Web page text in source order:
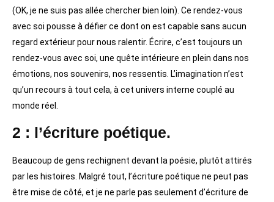
(OK, je ne suis pas allée chercher bien loin). Ce rendez-vous
avec soi pousse à défier ce dont on est capable sans aucun
regard extérieur pour nous ralentir. Écrire, c’est toujours un
rendez-vous avec soi, une quête intérieure en plein dans nos
émotions, nos souvenirs, nos ressentis. L’imagination n’est
qu’un recours à tout cela, à cet univers interne couplé au
monde réel.
2 : l’écriture poétique.
Beaucoup de gens rechignent devant la poésie, plutôt attirés
par les histoires. Malgré tout, l’écriture poétique ne peut pas
être mise de côté, et je ne parle pas seulement d’écriture de